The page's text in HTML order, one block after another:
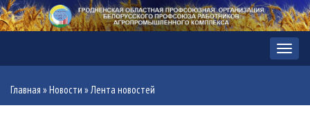
Меню
Главная »Новости »Лента новостей